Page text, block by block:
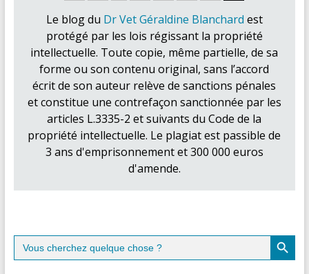
Le blog du Dr Vet Géraldine Blanchard est
protégé par les lois régissant la propriété
intellectuelle. Toute copie, même partielle, de sa
forme ou son contenu original, sans l’accord
écrit de son auteur relève de sanctions pénales
et constitue une contrefaçon sanctionnée par les
articles L.3335-2 et suivants du Code de la
propriété intellectuelle. Le plagiat est passible de
3 ans d'emprisonnement et 300 000 euros
d'amende.
Search
for:
Search Button